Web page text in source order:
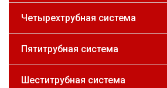
Четырехтрубная система
Пятитрубная система
Шеститрубная система